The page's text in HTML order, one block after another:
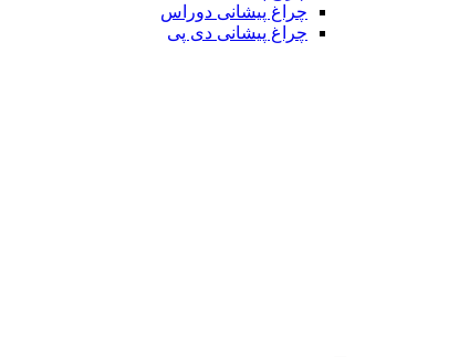
چراغ پیشانی دوراس
چراغ پیشانی دی پی